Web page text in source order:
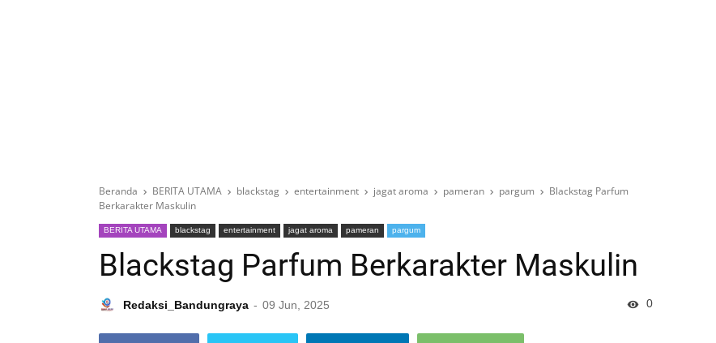
Beranda BERITA UTAMA blackstag entertainment jagat aroma pameran pargum
Blackstag Parfum
Berkarakter Maskulin
BERITA UTAMA blackstag entertainment jagat aroma pameran pargum
Blackstag Parfum Berkarakter Maskulin
Redaksi_Bandungraya 09 Jun, 2025 0